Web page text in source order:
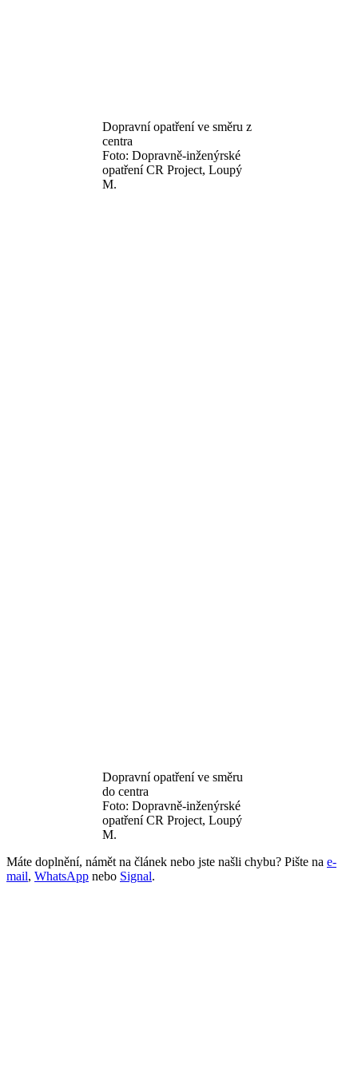
Dopravní opatření ve směru z
centra
Foto: Dopravně-inženýrské
opatření CR Project, Loupý
M.
Dopravní opatření ve směru
do centra
Foto: Dopravně-inženýrské
opatření CR Project, Loupý
M.
Máte doplnění, námět na článek nebo jste našli chybu? Pište na e-
mail, WhatsApp nebo Signal.